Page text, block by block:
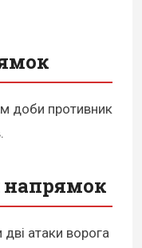
доби противник
напрямок
дві атаки ворога